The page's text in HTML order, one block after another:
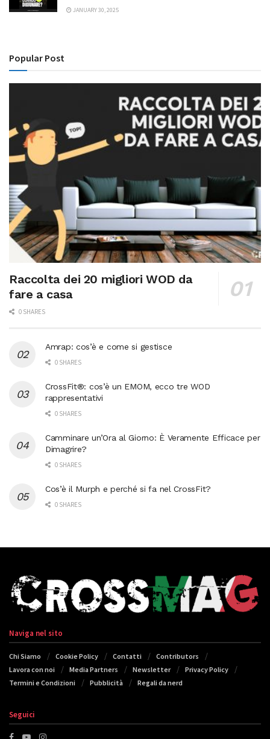
JANUARY 30, 2025
Popular Post
Raccolta dei 20 migliori WOD da
fare a casa
0 SHARES
Amrap: cos’è e come si gestisce
0 SHARES
CrossFit®: cos’è un EMOM, ecco tre WOD
rappresentativi
0 SHARES
Camminare un’Ora al Giorno: È Veramente Efficace per
Dimagrire?
0 SHARES
Cos’è il Murph e perché si fa nel CrossFit?
0 SHARES
Naviga nel sito
Chi Siamo Cookie Policy Contatti
Contributors
Lavora con noi
Media Partners Newsletter
Privacy Policy
Termini e Condizioni
Pubblicità Regali da nerd
Seguici